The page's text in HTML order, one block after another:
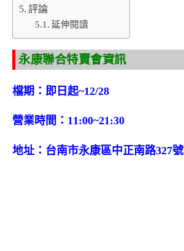
評論
延伸閱讀
永康聯合特賣會資訊
檔期：即日起~12/28
營業時間：11:00~21:30
地址：台南市永康區中正南路327號